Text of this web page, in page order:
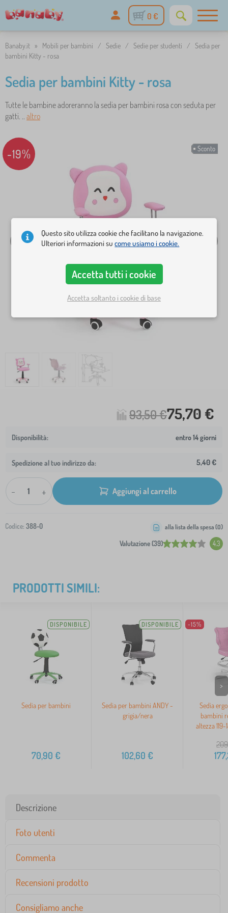
0 €
Banaby.it » Mobili per bambini / Sedie / Sedie per studenti / Sedia per
bambini Kitty - rosa
Sedia per bambini Kitty - rosa
Tutte le bambine adoreranno la sedia per bambini rosa con seduta per
gatti. .. altro
Sconto
-19%
93,50 €75,70 €
entro 14 giorni
Spedizione al tuo indirizzo da: 5,40 €
- + Aggiungi al carrello
Codice: 388-0
Valutazione (39) 4.3
alla lista della spesa (0)
PRODOTTI SIMILI:
DISPONIBILE
Sedia per bambini
70,90 €
DISPONIBILE
Sedia per bambini ANDY -
grigia/nera
102,60 €
-15%
Sedia
bambini
altezza
>
Descrizione
Foto utenti
Commenta
Recensioni prodotto
Consigliamo anche
Questo sito utilizza cookie che facilitano la navigazione.
Ulteriori informazioni sucome usiamo i cookie.
Accetta tutti i cookie
Accetta soltanto i cookie di base